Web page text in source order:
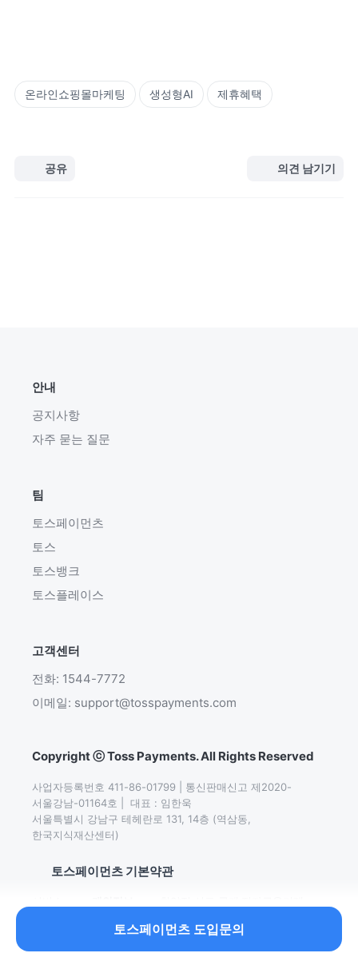
온라인쇼핑몰마케팅 생성형AI 제휴혜택
공유 의견 남기기
이어서 읽어보세요.
안내
공지사항
자주 묻는 질문
팀
토스페이먼츠
토스
토스뱅크
토스플레이스
고객센터
전화: 1544-7772
이메일: support@tosspayments.com
Copyright ⓒ Toss Payments. All Rights Reserved
사업자등록번호 411-86-01799 | 통신판매신고 제2020-
서울강남-01164호 |  대표 : 임한욱
서울특별시 강남구 테헤란로 131, 14층 (역삼동,
한국지식재산센터)
토스페이먼츠 기본약관
토스페이먼츠 도입문의